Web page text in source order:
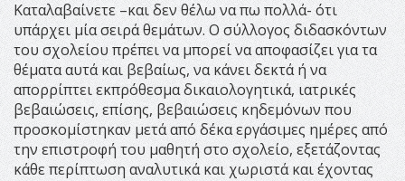
Καταλαβαίνετε –και δεν θέλω να πω πολλά- ότι
υπάρχει μία σειρά θεμάτων. Ο σύλλογος διδασκόντων
του σχολείου πρέπει να μπορεί να αποφασίζει για τα
θέματα αυτά και βεβαίως, να κάνει δεκτά ή να
απορρίπτει εκπρόθεσμα δικαιολογητικά, ιατρικές
βεβαιώσεις, επίσης, βεβαιώσεις κηδεμόνων που
προσκομίστηκαν μετά από δέκα εργάσιμες ημέρες από
την επιστροφή του μαθητή στο σχολείο, εξετάζοντας
κάθε περίπτωση αναλυτικά και χωριστά και έχοντας